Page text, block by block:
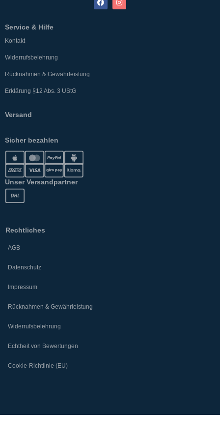
Service & Hilfe
Kontakt
Widerrufsbelehrung
Rücknahmen & Gewährleistung
Erklärung §12 Abs. 3 UStG
Versand
Sicher bezahlen
Unser Versandpartner
Rechtliches
AGB
Datenschutz
Impressum
Rücknahmen & Gewährleistung
Widerrufsbelehrung
Echtheit von Bewertungen
Cookie-Richtlinie (EU)